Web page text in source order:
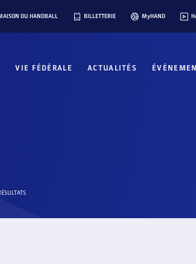
DU HANDBALL BILLETTERIE MyHAND
VIE FÉDÉRALE ACTUALITÉS